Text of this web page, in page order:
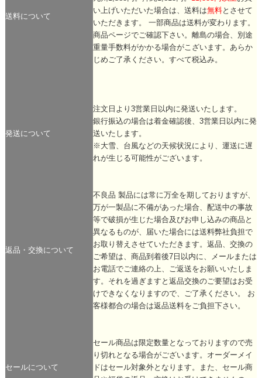
送料について
い上げいただいた場合は、送料は無料とさせて
いただきます。 一部商品は送料が変わります。
商品ページでご確認下さい。離島の場合、別途
重量手数料がかかる場合がこざいます。あらか
じめご了承ください。すべて税込み。
発送について
注文日より3営業日以内に発送いたします。
銀行振込の場合は着金確認後、3営業日以内に発
送いたします。
※大雪、台風などの天候状況により、運送に遅
れが生じる可能性がございます。
返品・交換について
不良品 製品には常に万全を期しておりますが、
万が一製品に不備があった場合、配送中の事故
等で破損が生じた場合及びお申し込みの商品と
異なるものが、届いた場合には送料弊社負担で
お取り替えさせていただきます。返品、交換の
ご希望は、商品到着後7日以内に、メールまたは
お電話でご連絡の上、ご返送をお願いいたしま
す。それを過ぎますと返品交換のご要望はお受
けできなくなりますので、ご了承ください。 お
客様都合の場合は返品送料をご負担下さい。
セールについて
セール商品は限定数量となっておりますので売
り切れとなる場合がございます。オーダーメイ
ドはセール対象外となります。また、セール商